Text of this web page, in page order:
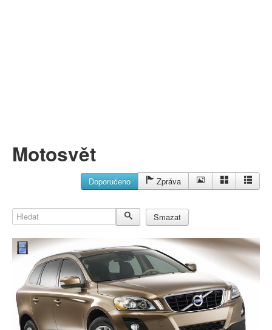
Motosvět
Doporučeno Zpráva
Hledat Smazat